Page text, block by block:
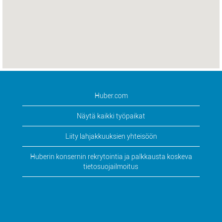
Huber.com
Näytä kaikki työpaikat
Liity lahjakkuuksien yhteisöön
Huberin konsernin rekrytointia ja palkkausta koskeva
tietosuojailmoitus